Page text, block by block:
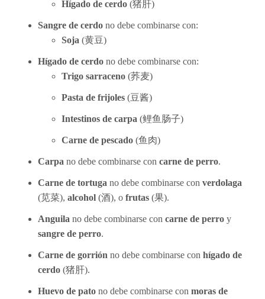
Hígado de cerdo (猪肝)
Sangre de cerdo no debe combinarse con:
Soja (黄豆)
Hígado de cerdo no debe combinarse con:
Trigo sarraceno (荞麦)
Pasta de frijoles (豆酱)
Intestinos de carpa (鲤鱼肠子)
Carne de pescado (鱼 肉)
Carpa no debe combinarse con carne de perro.
Carne de tortuga no debe combinarse con verdolaga
(苋菜), alcohol (酒), o frutas (果).
Anguila no debe combinarse con carne de perro y
sangre de perro.
Carne de gorrión no debe combinarse con hígado de
cerdo (猪肝).
Huevo de pato no debe combinarse con moras de